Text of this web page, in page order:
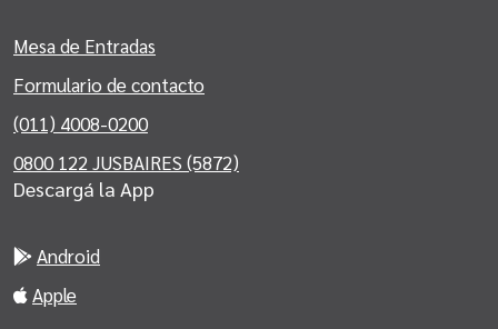
Mesa de Entradas
Formulario de contacto
(011) 4008-0200
0800 122 JUSBAIRES (5872)
Descargá la App
Android
Apple